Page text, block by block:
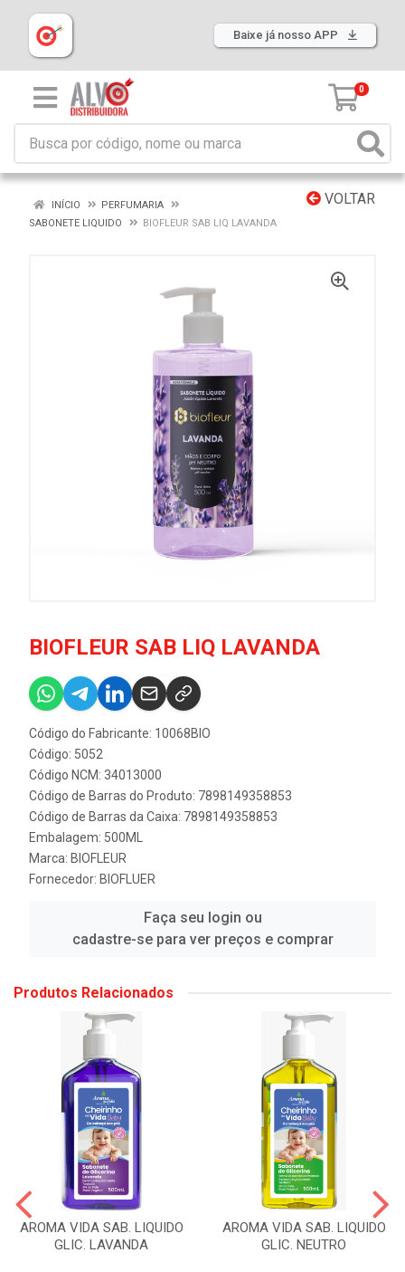
Baixe já nosso APP
0
VOLTAR
INÍCIO
PERFUMARIA
SABONETE LIQUIDO
BIOFLEUR SAB LIQ LAVANDA
BIOFLEUR SAB LIQ LAVANDA
Código do Fabricante: 10068BIO
Código: 5052
Código NCM: 34013000
Código de Barras do Produto: 7898149358853
Código de Barras da Caixa: 7898149358853
Embalagem: 500ML
Marca: BIOFLEUR
Fornecedor: BIOFLUER
Faça seu login ou
cadastre-se para ver preços e comprar
Produtos Relacionados
AROMA VIDA SAB. LIQUIDO
GLIC. LAVANDA
AROMA VIDA SAB. LIQUIDO
GLIC. NEUTRO